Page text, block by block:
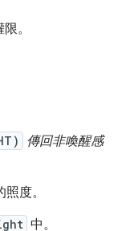
。
傳回非喚醒感
度。
中。